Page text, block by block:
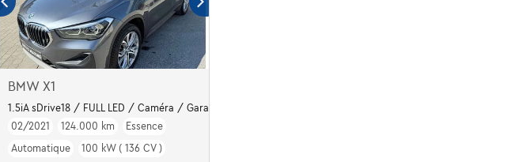
BMW X1
1.5iA sDrive18 / FULL LED / Caméra / Garantie /
02/2021
124.000 km
Essence
Automatique
100 kW ( 136 CV )